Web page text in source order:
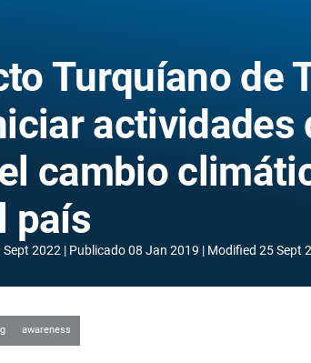
Turquíano de
actividades
cambio
país
Sept 2022 Publicado08 Jan 2019 Modified 25 Sept
awareness